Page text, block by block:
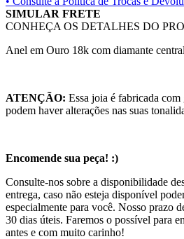
SIMULAR FRETE
CONHEÇA OS DETALHES DO
Anel em Ouro 18k com diamante
ATENÇÃO: Essa joia é fabricada
podem haver alterações nas suas
Encomende sua peça! :)
Consulte-nos sobre a disponibilidade
entrega, caso não esteja disponível
especialmente para você. Nosso prazo
30 dias úteis. Faremos o possível para
antes e com muito carinho!